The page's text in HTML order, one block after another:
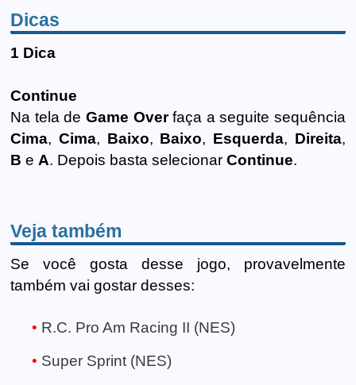
Dicas
1 Dica
Continue
Na tela de Game Overfaça a seguite sequência
Cima,Cima, Baixo, Baixo, Esquerda, Direita,
B eA. Depois basta selecionarContinue.
Veja também
Se você gosta desse jogo, provavelmente
também vai gostar desses:
R.C. Pro Am Racing II (NES)
Super Sprint (NES)